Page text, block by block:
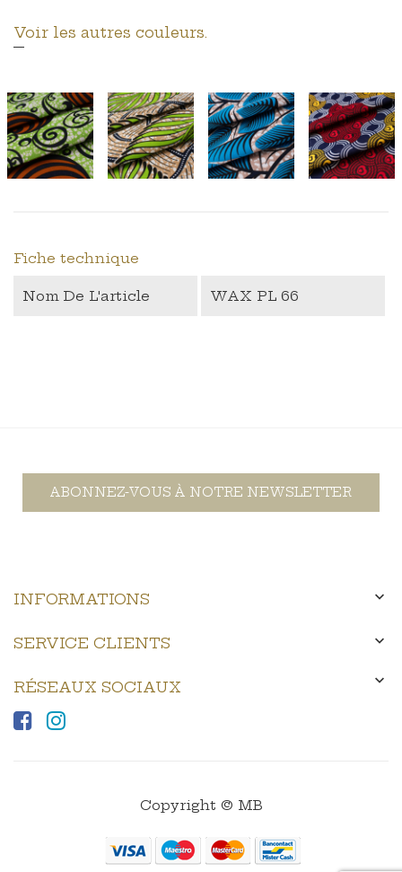
Voir les autres couleurs.
Fiche technique
Nom De L'article WAX PL 66
ABONNEZ-VOUS À NOTRE NEWSLETTER
INFORMATIONS 
SERVICE CLIENTS 
RÉSEAUX SOCIAUX 
Copyright © MB